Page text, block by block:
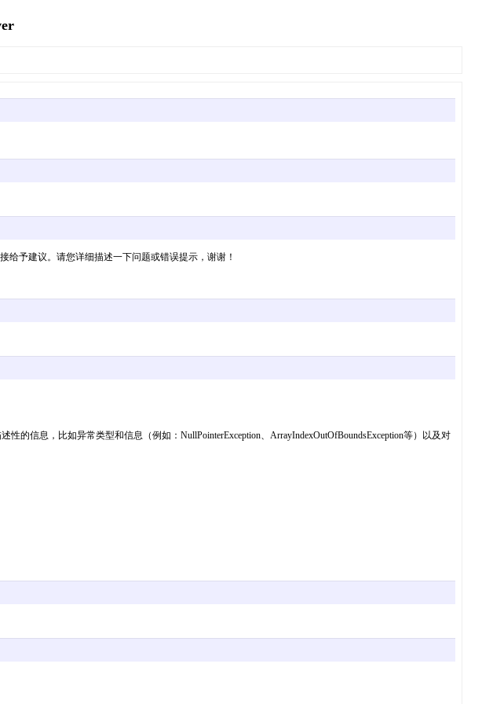
予建议。请您详细描述一下问题或错误提示，谢谢！
的信息，比如异常类型和信息（例如：NullPointerException、ArrayIndexOutOfBoundsException等）以及对